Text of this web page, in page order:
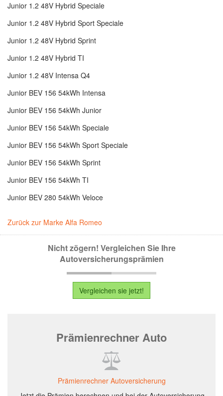
Junior 1.2 48V Hybrid Speciale
Junior 1.2 48V Hybrid Sport Speciale
Junior 1.2 48V Hybrid Sprint
Junior 1.2 48V Hybrid TI
Junior 1.2 48V Intensa Q4
Junior BEV 156 54kWh Intensa
Junior BEV 156 54kWh Junior
Junior BEV 156 54kWh Speciale
Junior BEV 156 54kWh Sport Speciale
Junior BEV 156 54kWh Sprint
Junior BEV 156 54kWh TI
Junior BEV 280 54kWh Veloce
Zurück zur Marke Alfa Romeo
Nicht zögern! Vergleichen Sie Ihre
Autoversicherungsprämien
Vergleichen sie jetzt!
Prämienrechner Auto
Prämienrechner Autoversicherung